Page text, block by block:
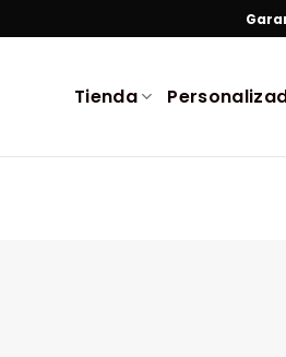
Tienda